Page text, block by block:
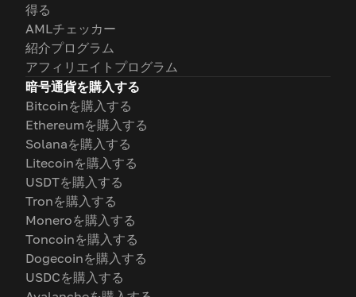
得る
AMLチェッカー
紹介プログラム
アフィリエイトプログラム
暗号通貨を購入する
Bitcoinを購入する
Ethereumを購入する
Solanaを購入する
Litecoinを購入する
USDTを購入する
Tronを購入する
Moneroを購入する
Toncoinを購入する
Dogecoinを購入する
USDCを購入する